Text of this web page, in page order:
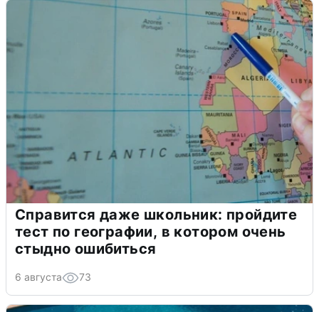
Справится даже школьник: пройдите
тест по географии, в котором очень
стыдно ошибиться
6 августа 73